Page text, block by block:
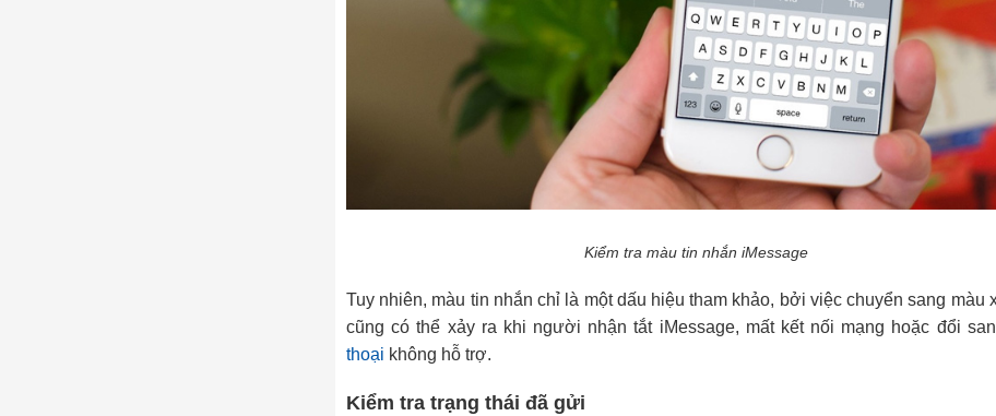
Kiểm tra màu tin nhắn iMessage
Tuy nhiên, màu tin nhắn chỉ là một dấu hiệu tham khảo, bởi việc chuyển sang màu
cũng có thể xảy ra khi người nhận tắt iMessage, mất kết nối mạng hoặc đổi
thoại không hỗ trợ.
Kiểm tra trạng thái đã gửi